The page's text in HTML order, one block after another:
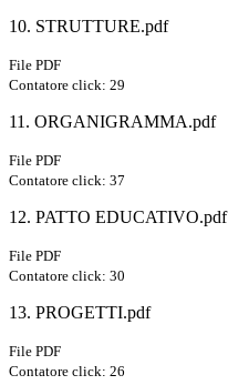
10. STRUTTURE.pdf
File PDF
Contatore click: 29
11. ORGANIGRAMMA.pdf
File PDF
Contatore click: 37
12. PATTO EDUCATIVO.pdf
File PDF
Contatore click: 30
13. PROGETTI.pdf
File PDF
Contatore click: 26